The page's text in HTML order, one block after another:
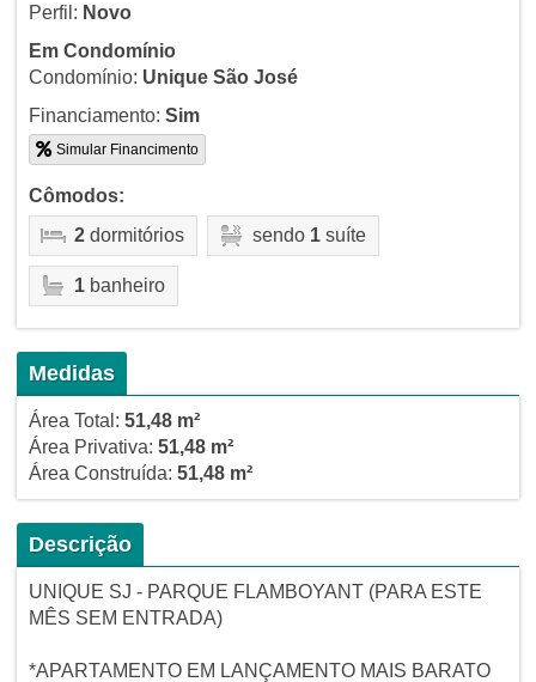
Perfil: Novo
Em Condomínio
Condomínio: Unique São José
Financiamento: Sim
Simular Financimento
Cômodos:
2dormitórios sendo 1suíte
1banheiro
Medidas
Área Total: 51,48 m²
Área Privativa: 51,48 m²
Área Construída: 51,48 m²
Descrição
UNIQUE SJ - PARQUE FLAMBOYANT (PARA ESTE
MÊS SEM ENTRADA)
*APARTAMENTO EM LANÇAMENTO MAIS BARATO